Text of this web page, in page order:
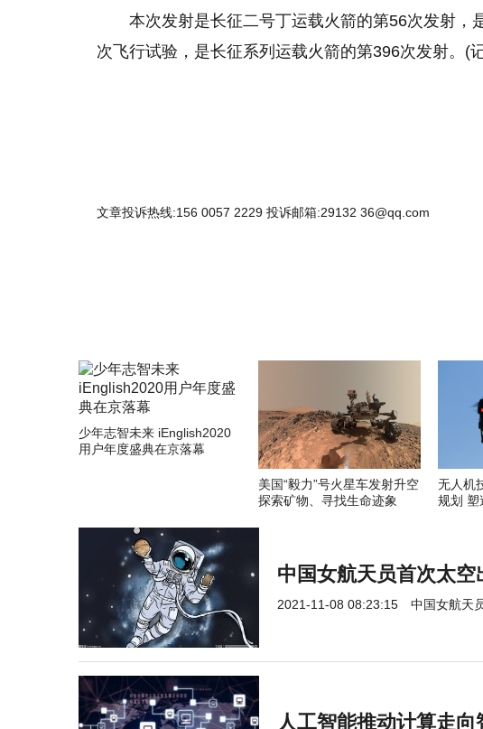
本次发射是长征二号丁运载火箭的第56次发射，
次飞行试验，是长征系列运载火箭的第396次发射。(
文章投诉热线:156 0057 2229 投诉邮箱:29132 36@qq.com
少年志智未来 iEnglish2020
用户年度盛典在京落幕
美国“毅力”号火星车发射升空
探索矿物、寻找生命迹象
无人机
规划 塑
中国女航天员首次太
2021-11-08 08:23:15 中国女航天
人工智能推动计算走